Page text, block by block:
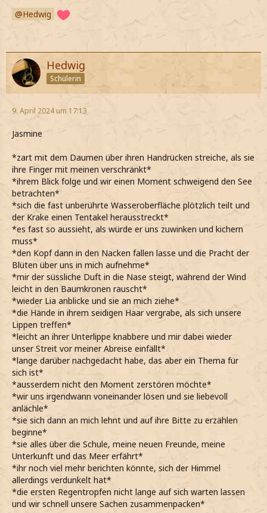
Hedwig
Hedwig
Schülerin
9. April 2024 um 17:13
Jasmine
*zart mit dem Daumen über ihren Handrücken streiche, als sie
ihre Finger mit meinen verschränkt*
*ihrem Blick folge und wir einen Moment schweigend den See
betrachten*
*sich die fast unberührte Wasseroberfläche plötzlich teilt und
der Krake einen Tentakel herausstreckt*
*es fast so aussieht, als würde er uns zuwinken und kichern
muss*
*den Kopf dann in den Nacken fallen lasse und die Pracht der
Blüten über uns in mich aufnehme*
*mir der süssliche Duft in die Nase steigt, während der Wind
leicht in den Baumkronen rauscht*
*wieder Lia anblicke und sie an mich ziehe*
*die Hände in ihrem seidigen Haar vergrabe, als sich unsere
Lippen treffen*
*leicht an ihrer Unterlippe knabbere und mir dabei wieder
unser Streit vor meiner Abreise einfällt*
*lange darüber nachgedacht habe, das aber ein Thema für
sich ist*
*ausserdem nicht den Moment zerstören möchte*
*wir uns irgendwann voneinander lösen und sie liebevoll
anlächle*
*sie sich dann an mich lehnt und auf ihre Bitte zu erzählen
beginne*
*sie alles über die Schule, meine neuen Freunde, meine
Unterkunft und das Meer erfährt*
*ihr noch viel mehr berichten könnte, sich der Himmel
allerdings verdunkelt hat*
*die ersten Regentropfen nicht lange auf sich warten lassen
und wir schnell unsere Sachen zusammenpacken*